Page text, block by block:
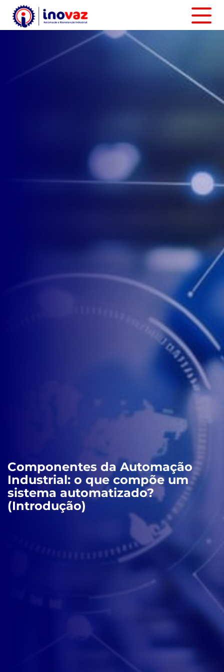
Componentes da Automação
Industrial: o que compõe um
sistema automatizado?
(Introdução)